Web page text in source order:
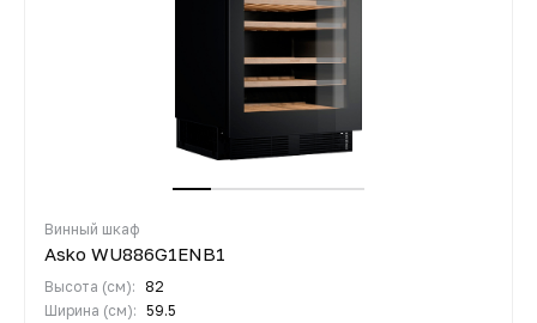
Винный шкаф
Asko WU886G1ENB1
Высота (см):
82
Ширина (см): 59.5